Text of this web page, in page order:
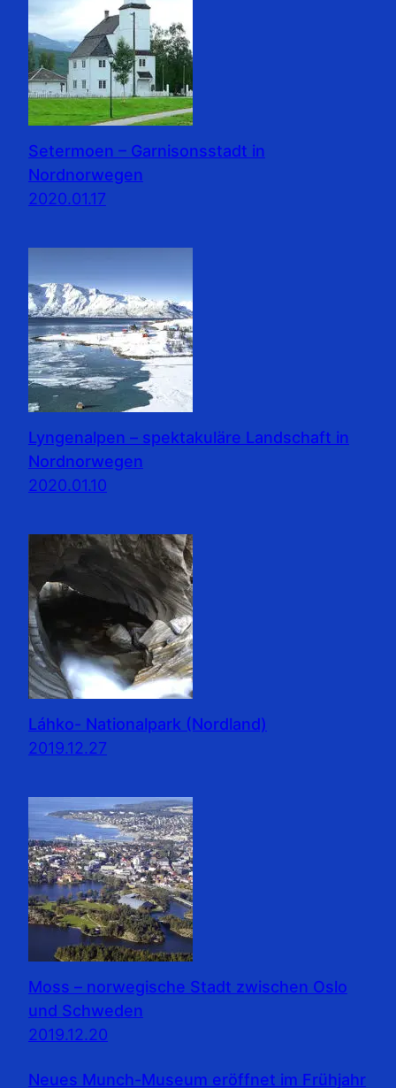
Setermoen – Garnisonsstadt in
Nordnorwegen
2020.01.17
Lyngenalpen – spektakuläre Landschaft in
Nordnorwegen
2020.01.10
Láhko- Nationalpark (Nordland)
2019.12.27
Moss – norwegische Stadt zwischen Oslo
und Schweden
2019.12.20
Neues Munch-Museum eröffnet im Frühjahr